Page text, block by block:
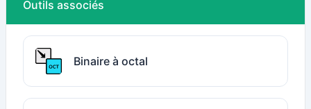
Outils associés
Binaire à octal